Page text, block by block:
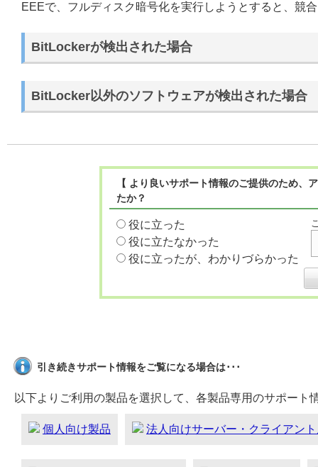
EEEで、フルディスク暗号化を実行しようとすると、競
BitLockerが検出された場合
BitLocker以外のソフトウェアが検出された場合
【 より良いサポート情報のご提供のため
たか？
役に立った
役に立たなかった
役に立ったが、わかりづらかった
引き続きサポート情報をご覧になる場合は･･･
以下よりご利用の製品を選択して、各製品専用のサポート
個人向け製品 法人向けサーバー・クライアン